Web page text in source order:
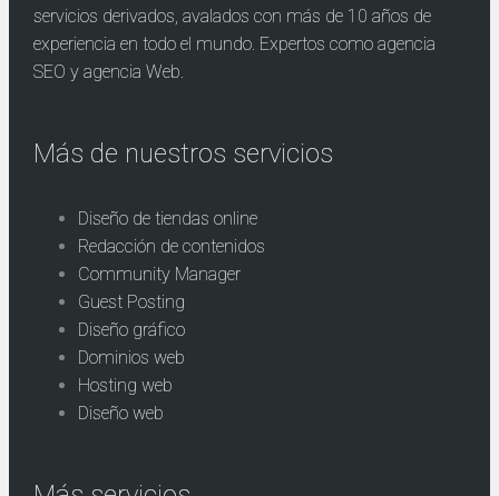
servicios derivados, avalados con más de 10 años de
experiencia en todo el mundo. Expertos como agencia
SEO y agencia Web.
Más de nuestros servicios
Diseño de tiendas online
Redacción de contenidos
Community Manager
Guest Posting
Diseño gráfico
Dominios web
Hosting web
Diseño web